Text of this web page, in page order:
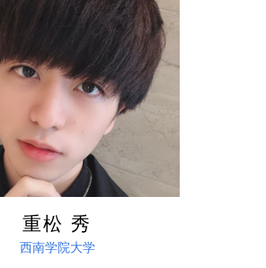
詳しく見る
重松 秀
西南学院大学